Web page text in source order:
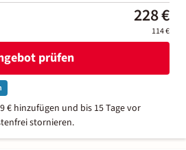
228 €
114 €
prüfen
€ hinzufügen und bis 15 Tage vor
stornieren.